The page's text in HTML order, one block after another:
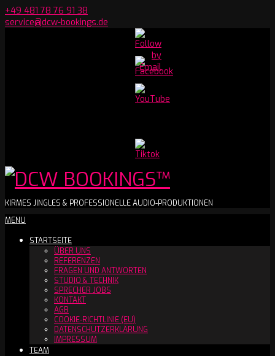
Skip
to
+49 481 78 76 91 38
service@dcw-bookings.de
Youtube
Channel
DCW
BOOKINGS™
KIRMES JINGLES & PROFESSIONELLE AUDIO-PRODUKTIONEN
Secondary
Menu
MENU
STARTSEITE
ÜBER UNS
REFERENZEN
FRAGEN UND ANTWORTEN
STUDIO & TECHNIK
SPRECHER JOBS
KONTAKT
AGB
COOKIE-RICHTLINIE (EU)
DATENSCHUTZERKLÄRUNG
IMPRESSUM
TEAM